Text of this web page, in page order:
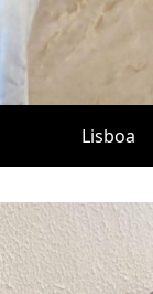
Lisboa